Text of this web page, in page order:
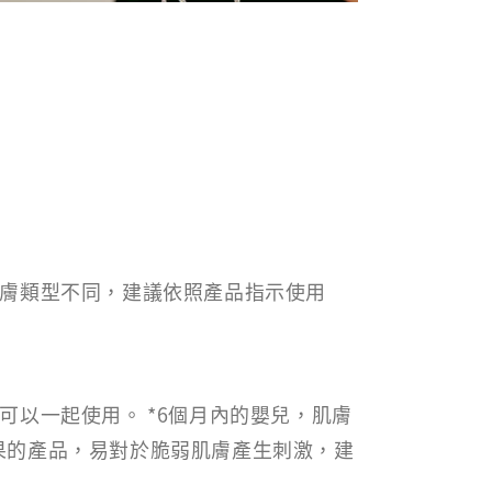
類型不同，建議依照產品指示使用
以一起使用。 *6個月內的嬰兒，肌膚
產品，易對於脆弱肌膚產生刺激，建